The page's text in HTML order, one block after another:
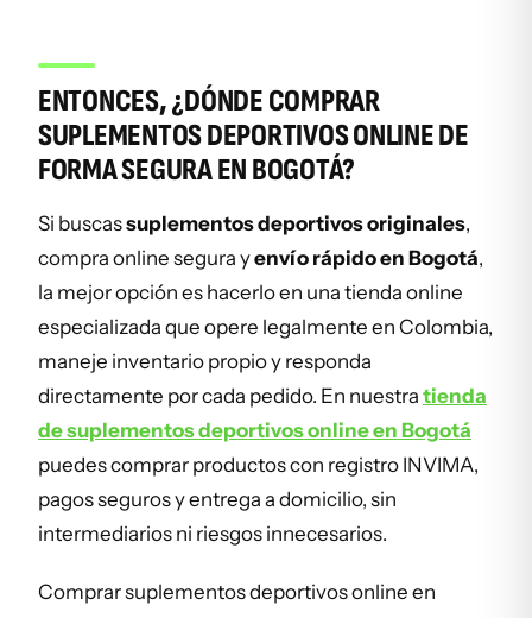
ENTONCES, ¿DÓNDE COMPRAR
SUPLEMENTOS DEPORTIVOS ONLINE DE
FORMA SEGURA EN BOGOTÁ?
Si buscassuplementos deportivos originales,
compra online segura yenvío rápido en Bogotá,
la mejor opción es hacerlo en una tienda online
especializada que opere legalmente en Colombia,
maneje inventario propio y responda
directamente por cada pedido. En nuestra tienda
de suplementos deportivos online en Bogotá
puedes comprar productos con registro INVIMA,
pagos seguros y entrega a domicilio, sin
intermediarios ni riesgos innecesarios.
Comprar suplementos deportivos online en